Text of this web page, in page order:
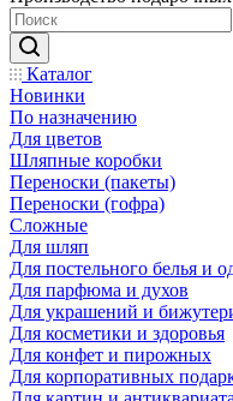
Каталог
Новинки
По назначению
Для цветов
Шляпные коробки
Переноски (пакеты)
Переноски (гофра)
Сложные
Для шляп
Для постельного белья и
Для парфюма и духов
Для украшений и
Для косметики и здоровья
Для конфет и пирожных
Для корпоративных